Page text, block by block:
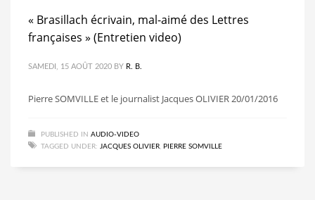
« Brasillach écrivain, mal-aimé des Lettres
françaises » (Entretien video)
SAMEDI, 15 AOÛT 2020 BY R. B.
Pierre SOMVILLE et le journalist Jacques OLIVIER 20/01/2016
PUBLISHED IN AUDIO-VIDEO
TAGGED UNDER: JACQUES OLIVIER PIERRE SOMVILLE